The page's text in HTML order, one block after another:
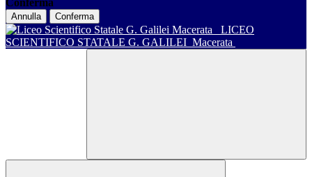
Conferma
Annulla Conferma
LICEO
SCIENTIFICO STATALE G. GALILEI Macerata